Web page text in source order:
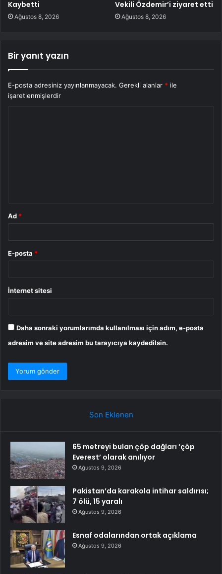
Kaybetti
Ağustos 8, 2026
Vekili Özdemir’i ziyaret etti
Ağustos 8, 2026
Bir yanıt yazın
E-posta adresiniz yayınlanmayacak. Gerekli alanlar * ile
işaretlenmişlerdir
Ad *
E-posta *
İnternet sitesi
Daha sonraki yorumlarımda kullanılması için adım, e-posta
adresim ve site adresim bu tarayıcıya kaydedilsin.
Son Eklenen
65 metreyi bulan çöp dağları ‘çöp
Everest’ olarak anılıyor
Ağustos 9, 2026
Pakistan’da karakola intihar saldırısı;
7 ölü, 15 yaralı
Ağustos 9, 2026
Esnaf odalarından ortak açıklama
Ağustos 9, 2026